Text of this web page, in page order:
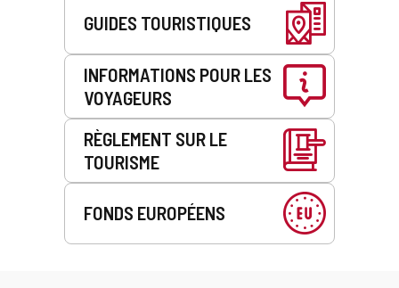
GUIDES TOURISTIQUES
INFORMATIONS POUR LES
VOYAGEURS
RÈGLEMENT SUR LE
TOURISME
FONDS EUROPÉENS